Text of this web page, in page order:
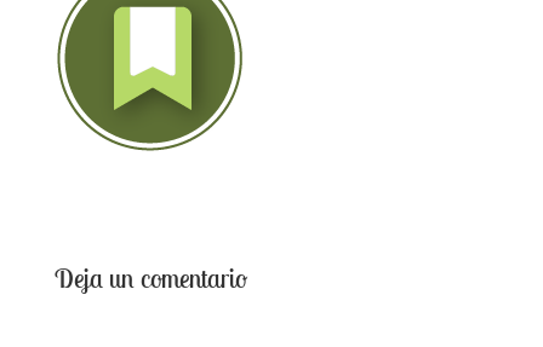
Deja un comentario